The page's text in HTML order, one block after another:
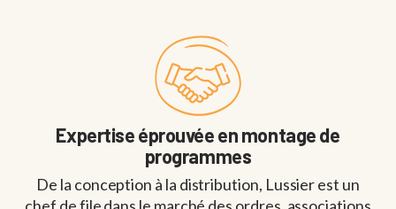
Expertise éprouvée en montage de
programmes
De la conception à la distribution, Lussier est un